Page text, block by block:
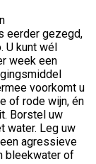
eerder gezegd,
U kunt wél
week een
voorkomt u
of rode wijn, én
Borstel uw
water. Leg uw
agressieve
bleekwater of